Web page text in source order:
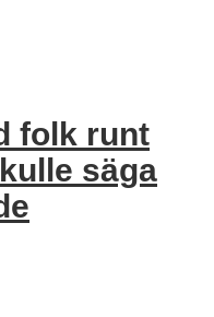
folk runt
säga